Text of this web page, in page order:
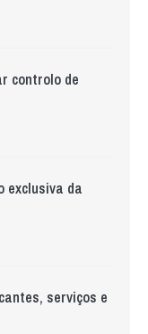
controlo de
exclusiva da
serviços e